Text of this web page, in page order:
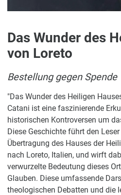
Das Wunder des
von Loreto
Bestellung gegen Spende
"Das Wunder des Heiligen
Catani ist eine faszinierende
historischen Kontroversen um
Diese Geschichte führt den
Übertragung des Hauses der
nach Loreto, Italien, und wirft
verwurzelte Bedeutung dieses
Glauben. Diese umfassende
theologischen Debatten und die